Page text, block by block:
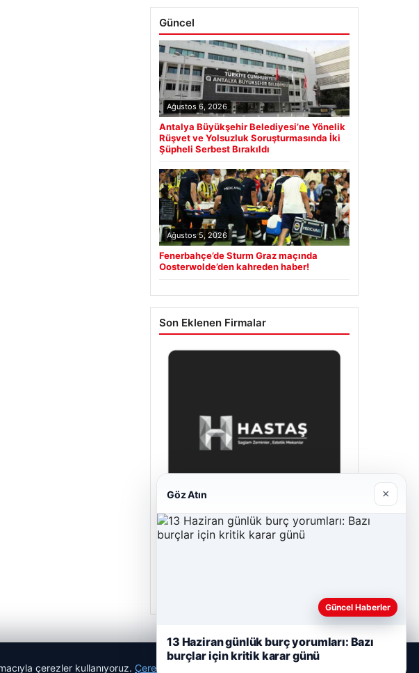
Güncel
Ağustos 6, 2026
Antalya Büyükşehir Belediyesi’ne Yönelik
Rüşvet ve Yolsuzluk Soruşturmasında İki
Şüpheli Serbest Bırakıldı
Ağustos 5, 2026
Fenerbahçe’de Sturm Graz maçında
Oosterwolde’den kahreden haber!
Son Eklenen Firmalar
çerezler kullanıyoruz. Çerez Politikamız
Göz Atın ×
Güncel Haberler
13 Haziran günlük burç yorumları: Bazı
burçlar için kritik karar günü